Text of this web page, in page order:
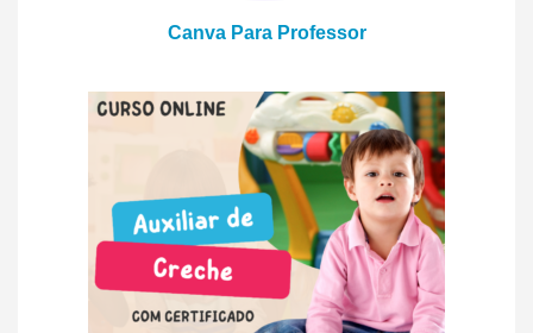
Canva Para Professor